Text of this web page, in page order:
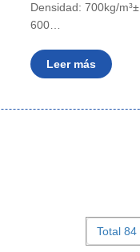
Densidad: 700kg/
600…
Leer más
Total